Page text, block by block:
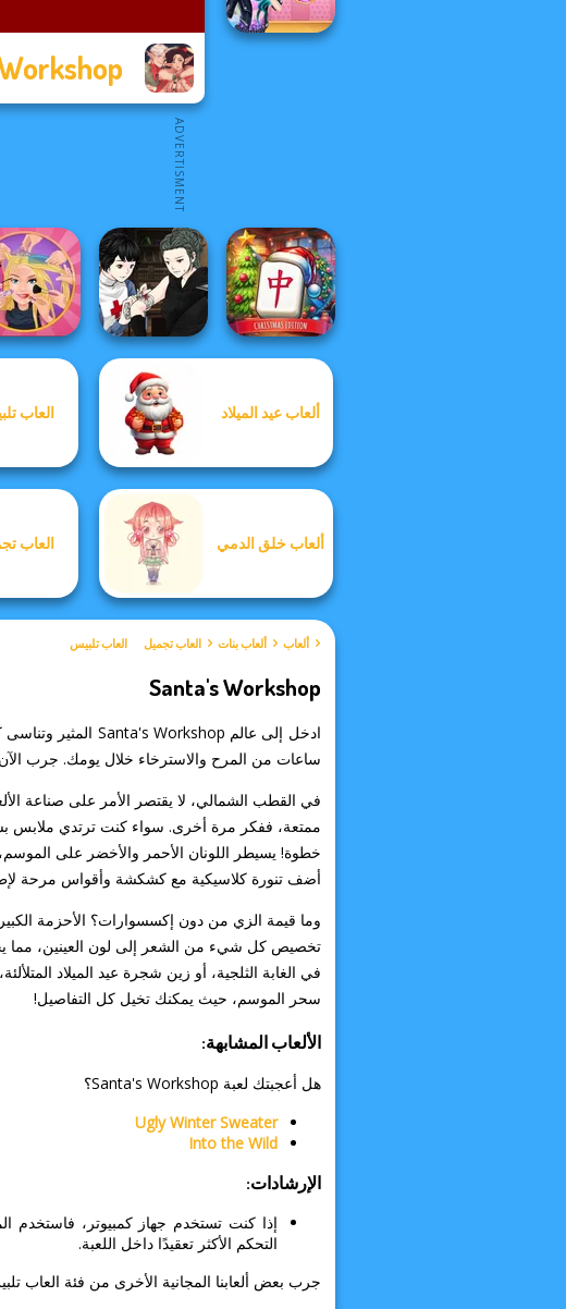
Extreme
Manga Creator
Vampire Hunter
P...
Home -
العاب ألعاب عيد الميلاد
العاب ألعاب خلق الدمي
ألعاب ألعاب بنات العاب تجميل العاب تلبيس
Santa's Workshop
ساعات من المرح والاسترخاء خلال يومك. جرب
في القطب الشمالي، لا يقتصر الأمر على صناعة
ممتعة، ففكر مرة أخرى. سواء كنت ترتدي ملابس
خطوة! يسيطر اللونان الأحمر والأخضر على الموسم،
أضف تنورة كلاسيكية مع كشكشة وأقواس مرحة
وما قيمة الزي من دون إكسسوارات؟ الأحزمة
تخصيص كل شيء من الشعر إلى لون العينين، مما
في الغابة الثلجية، أو زين شجرة عيد الميلاد
سحر الموسم، حيث يمكنك تخيل كل التفاصيل!
الألعاب المشابهة:
هل أعجبتك لعبة Santa's Workshop؟
Ugly Winter Sweater
Into the Wild
الإرشادات:
إذا كنت تستخدم جهاز كمبيوتر،
التحكم الأكثر تعقيدًا داخل اللعبة.
جرب بعض ألعابنا المجانية الأخرى من فئة العاب